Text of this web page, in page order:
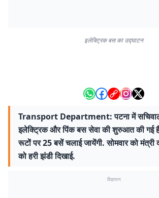
इलेक्ट्रिक बस का उद्घाटन
Transport Department: पटना में
इलेक्ट्रिक और पिंक बस सेवा की शुरुआत की गई
रूटों पर 25 बसें चलाई जायेंगी. सोमवार को मंत्री
को हरी झंडी दिखाई.
विज्ञापन